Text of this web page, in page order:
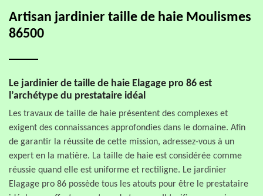
Artisan jardinier taille de haie Moulismes
86500
Le jardinier de taille de haie Elagage pro 86 est
l’archétype du prestataire idéal
Les travaux de taille de haie présentent des complexes et
exigent des connaissances approfondies dans le domaine. Afin
de garantir la réussite de cette mission, adressez-vous à un
expert en la matière. La taille de haie est considérée comme
réussie quand elle est uniforme et rectiligne. Le jardinier
Elagage pro 86 possède tous les atouts pour être le prestataire